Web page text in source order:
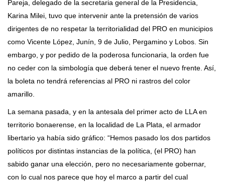
Pareja, delegado de la secretaria general de la Presidencia,
Karina Milei, tuvo que intervenir ante la pretensión de varios
dirigentes de no respetar la territorialidad del PRO en municipios
como Vicente López, Junín, 9 de Julio, Pergamino y Lobos. Sin
embargo, y por pedido de la poderosa funcionaria, la orden fue
no ceder con la simbología que deberá tener el nuevo frente. Así,
la boleta no tendrá referencias al PRO ni rastros del color
amarillo.
La semana pasada, y en la antesala del primer acto de LLA en
territorio bonaerense, en la localidad de La Plata, el armador
libertario ya había sido gráfico: “Hemos pasado los dos partidos
políticos por distintas instancias de la política, (el PRO) han
sabido ganar una elección, pero no necesariamente gobernar,
con lo cual nos parece que hoy el marco a partir del cual